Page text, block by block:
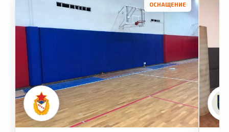
ОСНАЩЕНИЕ